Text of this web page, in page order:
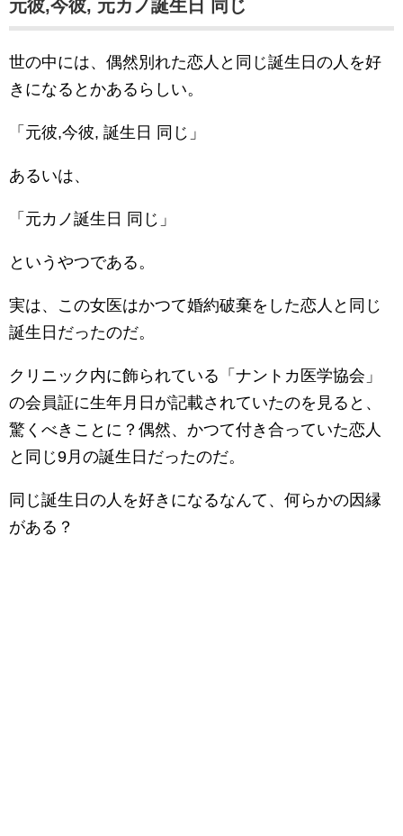
元彼,今彼, 元カノ誕生日 同じ
世の中には、偶然別れた恋人と同じ誕生日の人を好
きになるとかあるらしい。
「元彼,今彼, 誕生日 同じ」
あるいは、
「元カノ誕生日 同じ」
というやつである。
実は、この女医はかつて婚約破棄をした恋人と同じ
誕生日だったのだ。
クリニック内に飾られている「ナントカ医学協会」
の会員証に生年月日が記載されていたのを見ると、
驚くべきことに？偶然、かつて付き合っていた恋人
と同じ9月の誕生日だったのだ。
同じ誕生日の人を好きになるなんて、何らかの因縁
がある？